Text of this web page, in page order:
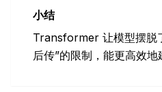
小结
Transformer 让模型摆脱
后传”的限制，能更高效地